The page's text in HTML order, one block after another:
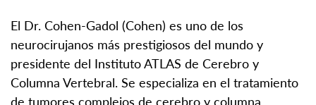
El Dr. Cohen-Gadol (Cohen) es uno de los
neurocirujanos más prestigiosos del mundo y
presidente del Instituto ATLAS de Cerebro y
Columna Vertebral. Se especializa en el tratamiento
de tumores complejos de cerebro y columna